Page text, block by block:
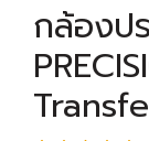
กล้องป